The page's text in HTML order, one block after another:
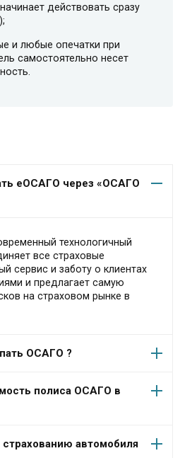
действовать сразу
и любые опечатки при
самостоятельно несет
еОСАГО через «ОСАГО
технологичный
все страховые
сервис и заботу о клиентах
и предлагает самую
на страховом рынке в
ОСАГО ?
полиса ОСАГО в
автомобиля